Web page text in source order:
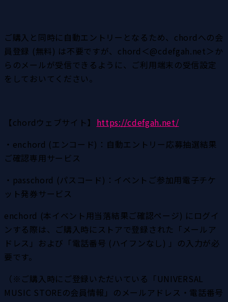
ご購入と同時に自動エントリーとなるため、chordへの会
員登録 (無料) は不要ですが、chord＜@cdefgah.net＞か
らのメールが受信できるように、ご利用端末の受信設定
をしておいてください。
【chordウェブサイト】 https://cdefgah.net/
・enchord (エンコード)：自動エントリー応募抽選結果
ご確認専用サービス
・passchord (パスコード)：イベントご参加用電子チケ
ット発券サービス
enchord (本イベント用当落結果ご確認ページ) にログイ
ンする際は、ご購入時にストアで登録された「メールア
ドレス」および「電話番号 (ハイフンなし) 」の入力が必
要です。
（※ご購入時にご登録いただいている「UNIVERSAL
MUSIC STOREの会員情報」のメールアドレス・電話番号